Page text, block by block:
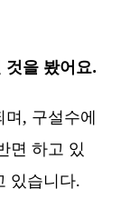
것을 봤어요.
, 구설수에
면 하고 있
있습니다.